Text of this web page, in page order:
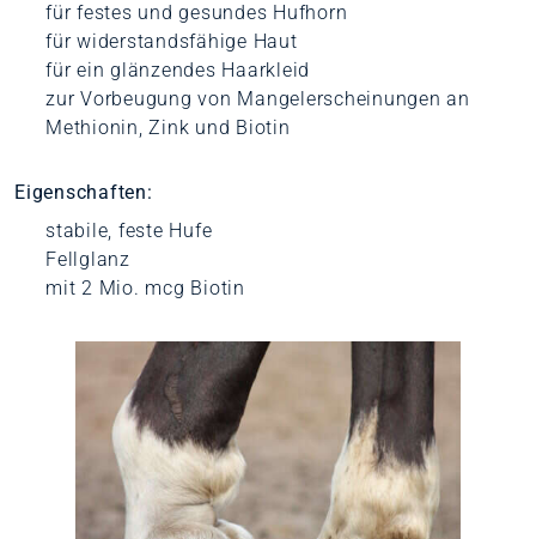
für festes und gesundes Hufhorn
für widerstandsfähige Haut
für ein glänzendes Haarkleid
zur Vorbeugung von Mangelerscheinungen an
Methionin, Zink und Biotin
Eigenschaften:
stabile, feste Hufe
Fellglanz
mit 2 Mio. mcg Biotin